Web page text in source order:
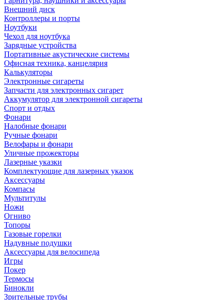
Внешний диск
Контроллеры и порты
Ноутбуки
Чехол для ноутбука
Зарядные устройства
Портативные акустические системы
Офисная техника, канцелярия
Калькуляторы
Электронные сигареты
Запчасти для электронных сигарет
Аккумулятор для электронной сигареты
Спорт и отдых
Фонари
Налобные фонари
Ручные фонари
Велофары и фонари
Уличные прожекторы
Лазерные указки
Комплектующие для лазерных указок
Аксессуары
Компасы
Мультитулы
Ножи
Огниво
Топоры
Газовые горелки
Надувные подушки
Аксессуары для велосипеда
Игры
Покер
Термосы
Бинокли
Зрительные трубы